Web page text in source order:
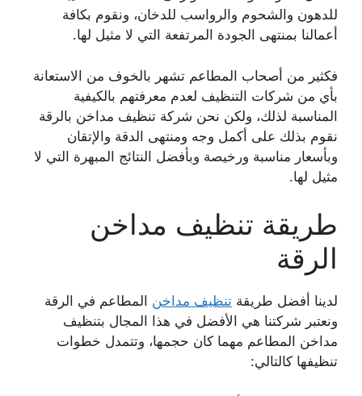
للدهون والشحوم والرواسب للدخان، ونقوم بكافة
أعمالنا بمنتهى الجودة المرتفعة التي لا مثيل لها.
فكثير من أصحاب المطاعم تشهر بالخوف من الاستعانة
بأي من شركات التنظيف لعدم معرفتهم بالكيفية
المناسبة لذلك، ولكن نحن شركة تنظيف مداخن بالرقة
نقوم بذلك على أكمل وجه ومنتهى الدقة والإتقان
وبأسعار مناسبة ورخيصة وبأفضل النتائج المبهرة التي لا
مثيل لها.
طريقة تنظيف مداخن
الرقة
لدينا أفضل طريقة تنظيف مداخن المطاعم في الرقة
ونعتبر شركتنا هي الأفضل في هذا المجال بتنظيف
مداخن المطاعم مهما كان حجمها، وتتمدل خطوات
تنظيفها كالتالي: